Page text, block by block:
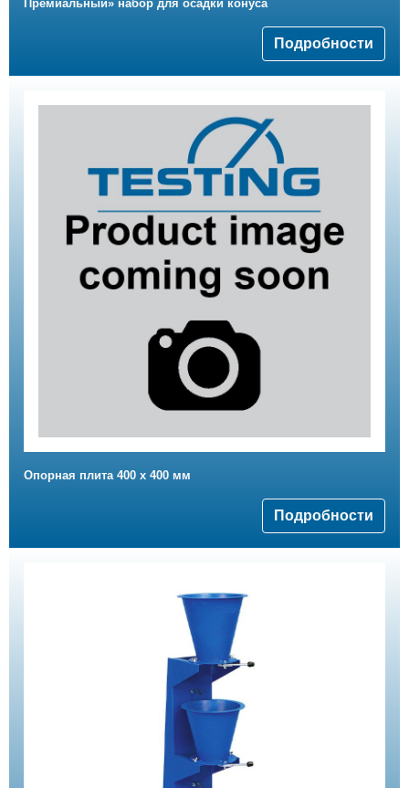
Премиальный» набор для осадки конуса
Подробности
Опорная плита 400 x 400 мм
Подробности